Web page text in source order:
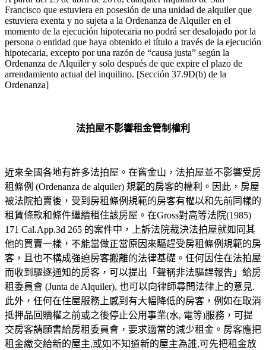
Francisco que estuviera en posesión de una unidad de alquiler que
estuviera exenta y no sujeta a la Ordenanza de Alquiler en el
momento de la ejecución hipotecaria no podrá ser desalojado por la
persona o entidad que haya obtenido el título a través de la ejecución
hipotecaria, excepto por una razón de “causa justa” según la
Ordenanza de Alquiler y solo después de que expire el plazo de
arrendamiento actual del inquilino. [Sección 37.9D(b) de la
Ordenanza]
法拍屋不影響租金管制權利
近來全國各地有許多法拍屋。在舊金山，法拍屋並不影響受房
租條例 (Ordenanza de alquiler) 規範的房客的權利。因此，房屋
被法院拍賣後，受到房租條例規範的房客有權以和先前同樣的
租賃條款和條件繼續租住該房屋。在Gross對高等法院(1985)
171 Cal.App.3d 265 的案件中，上訴法院裁決法拍屋就如同其
他的買賣一樣，不能當做正當原因來驅趕受房租條例規範的房
客，且也不構成強迫房客搬離的法律基礎。任何因住在法拍屋
而收到驅逐通知的房客，可以提出「聲稱非法驅趕報告」給房
租委員會 (Junta de Alquiler), 也可以向律師尋問法律上的意見.
此外，任何在住屋服務上感到有大幅降低的房客，例如在取消
抵押品回贖權之前或之後停止公用事業(水, 電等)服務，可提
交房客請願書給房租委員會，要求適當的減少租金。房客應把
租金繳交給新的屋主,或如不知道新的屋主為誰,可先把租金放